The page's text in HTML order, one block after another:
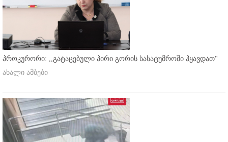
პროკურორი: ,,გატაცებული პირი გორის სასატუმროში ჰყავდათ''
ახალი ამბები